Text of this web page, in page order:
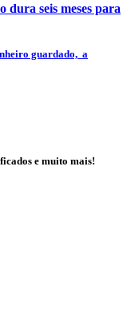
dura seis meses para
guardado, a
e muito mais!